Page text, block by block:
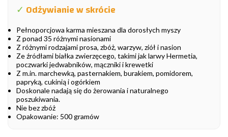
✓ Odżywianie w skrócie
Pełnoporcjowa karma mieszana dla dorosłych myszy
Z ponad 35 różnymi nasionami
Z różnymi rodzajami prosa, zbóż, warzyw, ziół i nasion
Ze źródłami białka zwierzęcego, takimi jak larwy Hermetia,
poczwarki jedwabników, mączniki i krewetki
Z m.in. marchewką, pasternakiem, burakiem, pomidorem,
papryką, cukinią i ogórkiem
Doskonale nadają się do żerowania i naturalnego
poszukiwania.
Nie bez zbóż
Opakowanie: 500 gramów